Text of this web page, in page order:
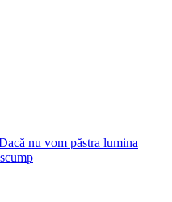
nu vom păstra lumina